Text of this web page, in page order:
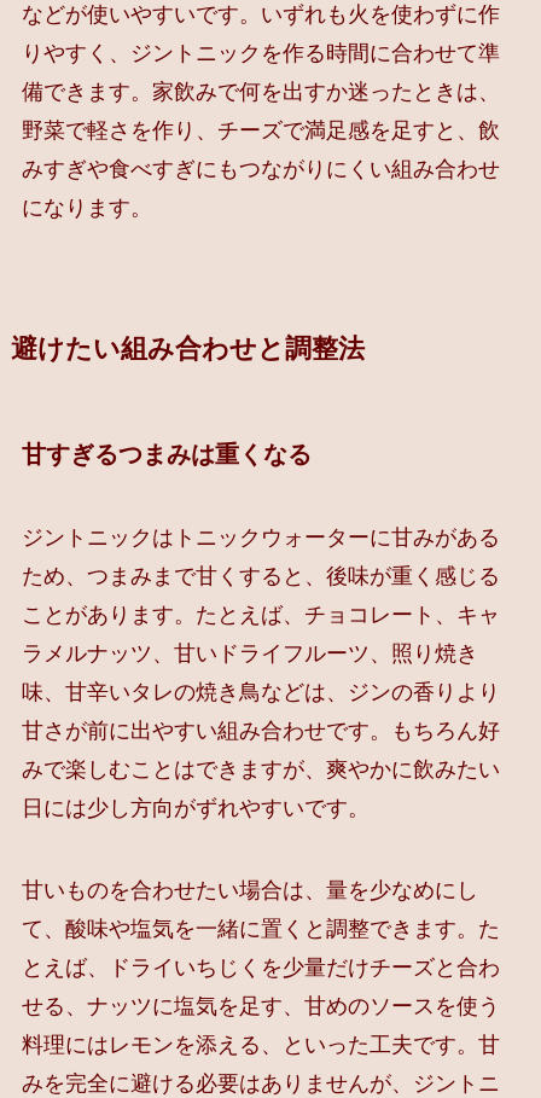
などが使いやすいです。いずれも火を使わずに作
りやすく、ジントニックを作る時間に合わせて準
備できます。家飲みで何を出すか迷ったときは、
野菜で軽さを作り、チーズで満足感を足すと、飲
みすぎや食べすぎにもつながりにくい組み合わせ
になります。
避けたい組み合わせと調整法
甘すぎるつまみは重くなる
ジントニックはトニックウォーターに甘みがある
ため、つまみまで甘くすると、後味が重く感じる
ことがあります。たとえば、チョコレート、キャ
ラメルナッツ、甘いドライフルーツ、照り焼き
味、甘辛いタレの焼き鳥などは、ジンの香りより
甘さが前に出やすい組み合わせです。もちろん好
みで楽しむことはできますが、爽やかに飲みたい
日には少し方向がずれやすいです。
甘いものを合わせたい場合は、量を少なめにし
て、酸味や塩気を一緒に置くと調整できます。た
とえば、ドライいちじくを少量だけチーズと合わ
せる、ナッツに塩気を足す、甘めのソースを使う
料理にはレモンを添える、といった工夫です。甘
みを完全に避ける必要はありませんが、ジントニ